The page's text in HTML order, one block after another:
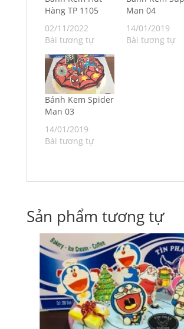
Hàng TP 1105
02/11/2022
Bài tương tự
Man 04
14/01/2019
Bài tương tự
Bánh Kem Spider
Man 03
14/01/2019
Bài tương tự
Sản phẩm tương tự